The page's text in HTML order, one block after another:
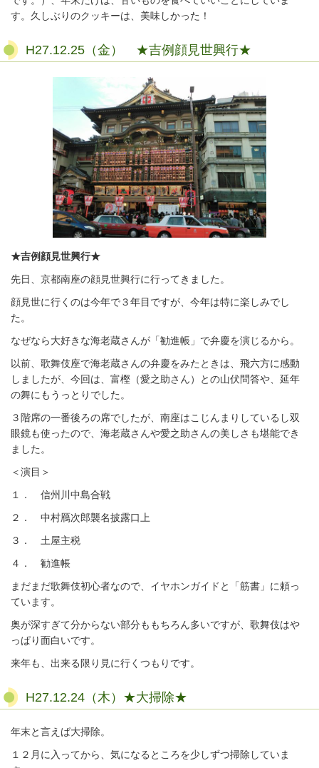
す。久しぶりのクッキーは、美味しかった！
H27.12.25（金） ★吉例顔見世興行★
★吉例顔見世興行★
先日、京都南座の顔見世興行に行ってきました。
顔見世に行くのは今年で３年目ですが、今年は特に楽しみでし
た。
なぜなら大好きな海老蔵さんが「勧進帳」で弁慶を演じるから。
以前、歌舞伎座で海老蔵さんの弁慶をみたときは、飛六方に感動
しましたが、今回は、富樫（愛之助さん）との山伏問答や、延年
の舞にもうっとりでした。
３階席の一番後ろの席でしたが、南座はこじんまりしているし双
眼鏡も使ったので、海老蔵さんや愛之助さんの美しさも堪能でき
ました。
＜演目＞
１． 信州川中島合戦
２． 中村鴈次郎襲名披露口上
３． 土屋主税
４． 勧進帳
まだまだ歌舞伎初心者なので、イヤホンガイドと「筋書」に頼っ
ています。
奥が深すぎて分からない部分ももちろん多いですが、歌舞伎はや
っぱり面白いです。
来年も、出来る限り見に行くつもりです。
H27.12.24（木）★大掃除★
年末と言えば大掃除。
１２月に入ってから、気になるところを少しずつ掃除していま